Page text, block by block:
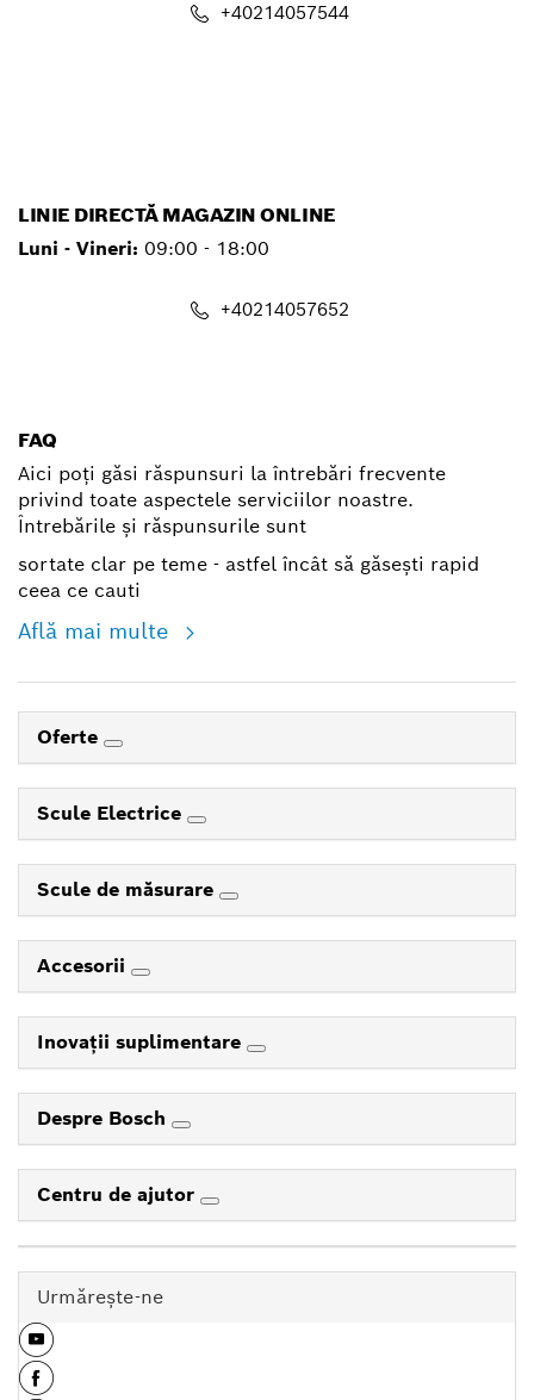
+40214057544
LINIE DIRECTĂ MAGAZIN ONLINE
Luni - Vineri: 09:00 - 18:00
+40214057652
FAQ
Aici poți găsi răspunsuri la întrebări frecvente
privind toate aspectele serviciilor noastre.
Întrebările și răspunsurile sunt
sortate clar pe teme - astfel încât să găsești rapid
ceea ce cauti
Află mai multe
Oferte
Scule Electrice
Scule de măsurare
Accesorii
Inovaţii suplimentare
Despre Bosch
Centru de ajutor
Urmăreşte-ne